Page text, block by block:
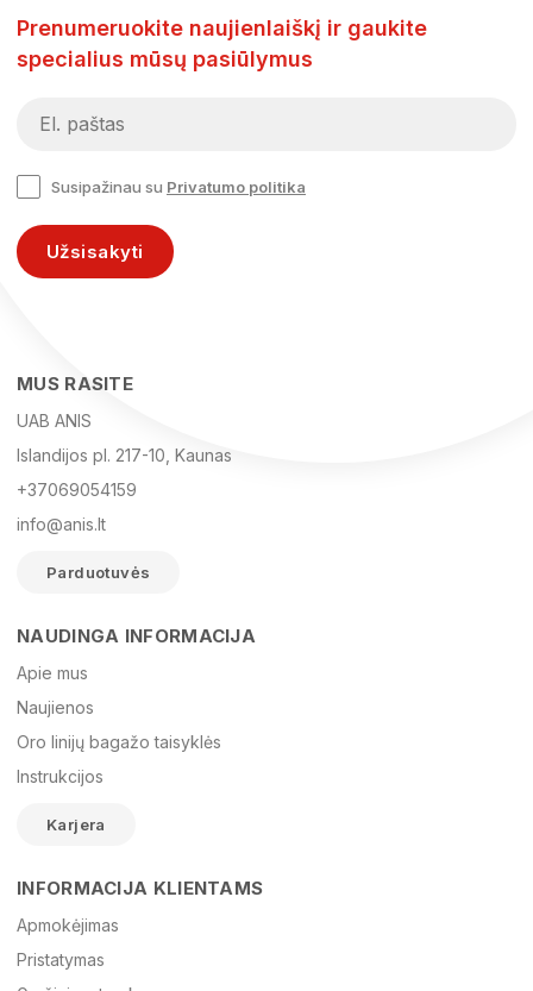
El. paštas
Žinutė
Prenumeruokite naujienlaiškį ir gaukite
specialius mūsų pasiūlymus
Susipažinau su Privatumo politika
Užsisakyti
MUS RASITE
UAB ANIS
Islandijos pl. 217-10, Kaunas
+37069054159
info@anis.lt
Parduotuvės
NAUDINGA INFORMACIJA
Apie mus
Naujienos
Oro linijų bagažo taisyklės
Instrukcijos
Karjera
INFORMACIJA KLIENTAMS
Apmokėjimas
Pristatymas